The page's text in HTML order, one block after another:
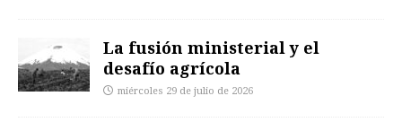
La fusión ministerial y el
desafío agrícola
miércoles 29 de julio de 2026